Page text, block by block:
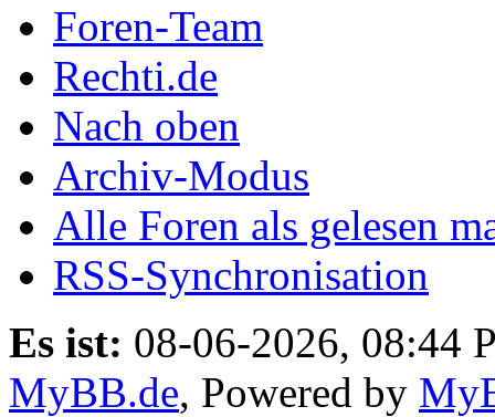
Foren-Team
Rechti.de
Nach oben
Archiv-Modus
Alle Foren als gelesen
RSS-Synchronisation
Es ist: 08-06-2026, 08:44
MyBB.de, Powered by